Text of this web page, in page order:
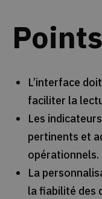
L’interface
faciliter la
Les
pertinents et
opérationnels.
La
la fiabilité des